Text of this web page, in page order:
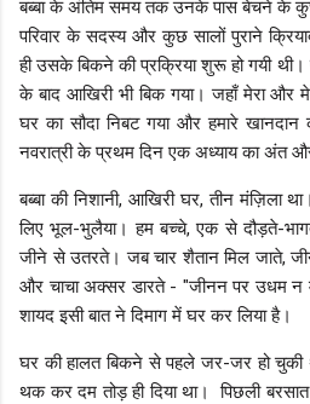
बब्बा के अंतिम समय तक उनके पास बेचने के
परिवार के सदस्य और कुछ सालों पुराने
ही उसके बिकने की प्रक्रिया शुरू हो गयी
के बाद आखिरी भी बिक गया। जहाँ मेरा
घर का सौदा निबट गया और हमारे
नवरात्री के प्रथम दिनएक अध्याय का अंत और
बब्बा की निशानी, आखिरी घर, तीन
लिए भूल-भुलैया। हम बच्चे, एक से दौड़ते-
जीने से उतरते। जब चार शैतान मिल जाते,
और चाचा अक्सर डारते - "जीनन पर उधम
शायद इसी बात ने दिमाग में घर कर लिया है।
घर की हालत बिकने से पहले जर-जर हो चुकी
थक कर दम तोड़ ही दिया था। पिछली